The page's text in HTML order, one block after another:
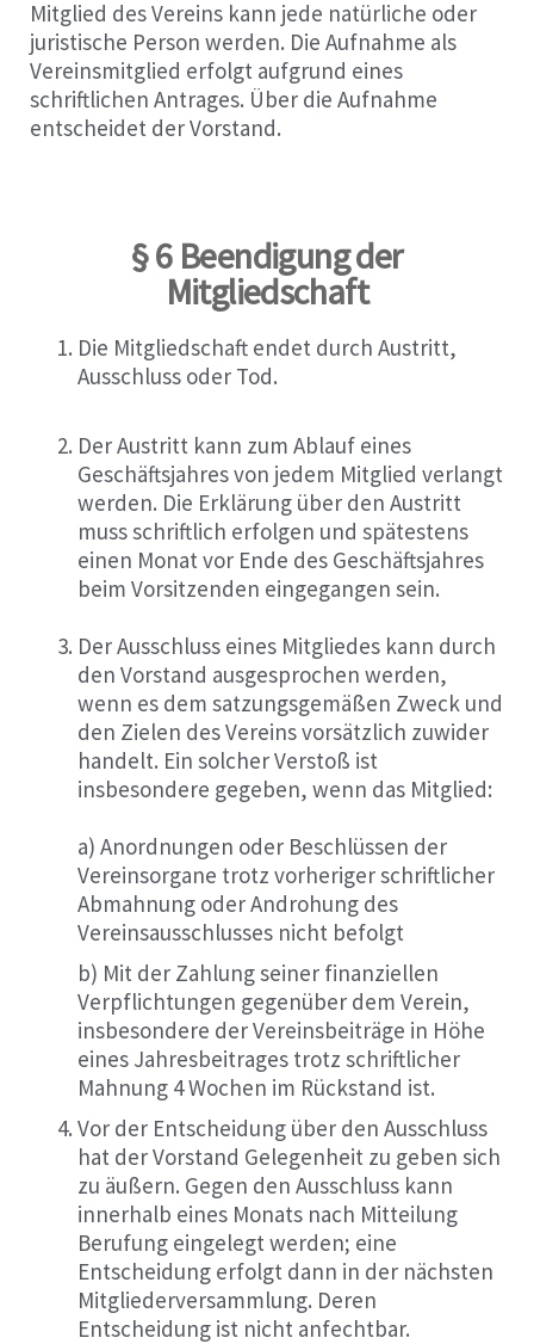
Mitglied des Vereins kann jede natürliche oder
juristische Person werden. Die Aufnahme als
Vereinsmitglied erfolgt aufgrund eines
schriftlichen Antrages. Über die Aufnahme
entscheidet der Vorstand.
§ 6 Beendigung der
Mitgliedschaft
Die Mitgliedschaft endet durch Austritt,
Ausschluss oder Tod.
Der Austritt kann zum Ablauf eines
Geschäftsjahres von jedem Mitglied verlangt
werden. Die Erklärung über den Austritt
muss schriftlich erfolgen und spätestens
einen Monat vor Ende des Geschäftsjahres
beim Vorsitzenden eingegangen sein.
Der Ausschluss eines Mitgliedes kann durch
den Vorstand ausgesprochen werden,
wenn es dem satzungsgemäßen Zweck und
den Zielen des Vereins vorsätzlich zuwider
handelt. Ein solcher Verstoß ist
insbesondere gegeben, wenn das Mitglied:
a) Anordnungen oder Beschlüssen der
Vereinsorgane trotz vorheriger schriftlicher
Abmahnung oder Androhung des
Vereinsausschlusses nicht befolgt
b) Mit der Zahlung seiner finanziellen
Verpflichtungen gegenüber dem Verein,
insbesondere der Vereinsbeiträge in Höhe
eines Jahresbeitrages trotz schriftlicher
Mahnung 4 Wochen im Rückstand ist.
Vor der Entscheidung über den Ausschluss
hat der Vorstand Gelegenheit zu geben sich
zu äußern. Gegen den Ausschluss kann
innerhalb eines Monats nach Mitteilung
Berufung eingelegt werden; eine
Entscheidung erfolgt dann in der nächsten
Mitgliederversammlung. Deren
Entscheidung ist nicht anfechtbar.